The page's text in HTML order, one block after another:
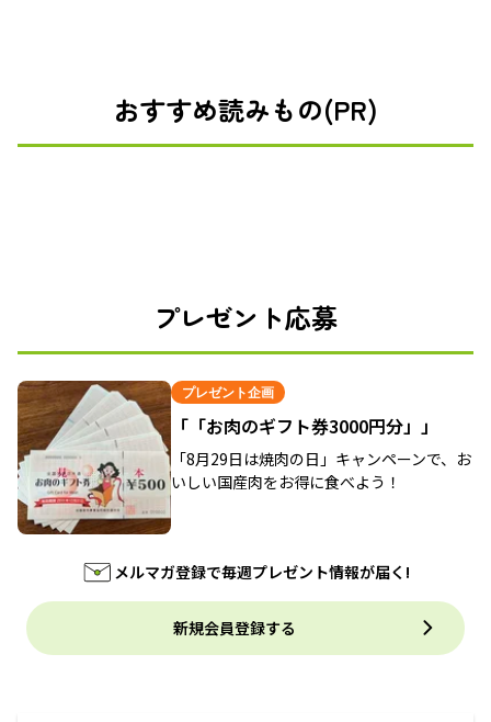
おすすめ読みもの(PR)
プレゼント応募
プレゼント企画
「「お肉のギフト券3000円分」」
「8月29日は焼肉の日」キャンペーンで、お
いしい国産肉をお得に食べよう！
メルマガ登録で毎週プレゼント情報が届く!
新規会員登録する